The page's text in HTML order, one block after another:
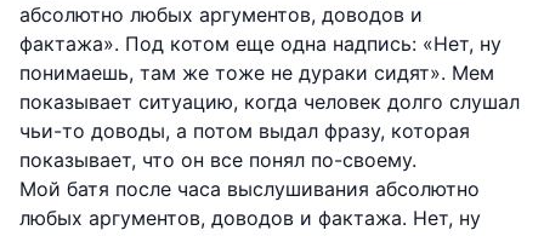
абсолютно любых аргументов, доводов и
фактажа». Под котом еще одна надпись: «Нет, ну
понимаешь, там же тоже не дураки сидят». Мем
показывает ситуацию, когда человек долго слушал
чьи-то доводы, а потом выдал фразу, которая
показывает, что он все понял по-своему.
Мой батя после часа выслушивания абсолютно
любых аргументов, доводов и фактажа. Нет, ну